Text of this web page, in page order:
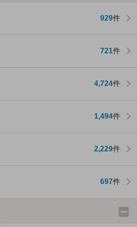
929件
721件
4,724件
1,494件
2,229件
697件